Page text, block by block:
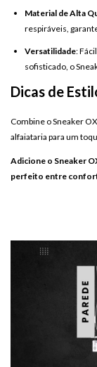
Material de Alta
respiráveis,
Versatilidade:
sofisticado, o
Dicas de
Combine o Sneaker
alfaiataria para um
Adicione o Sneaker
perfeito entre